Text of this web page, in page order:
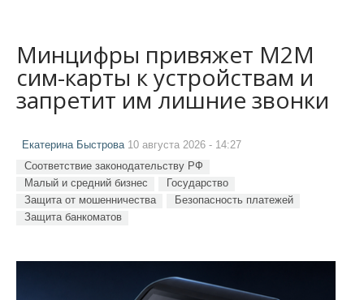
Минцифры привяжет M2M
сим-карты к устройствам и
запретит им лишние звонки
Екатерина Быстрова 10 августа 2026 - 14:27
Соответствие законодательству РФ
Малый и средний бизнес
Государство
Защита от мошенничества
Безопасность платежей
Защита банкоматов